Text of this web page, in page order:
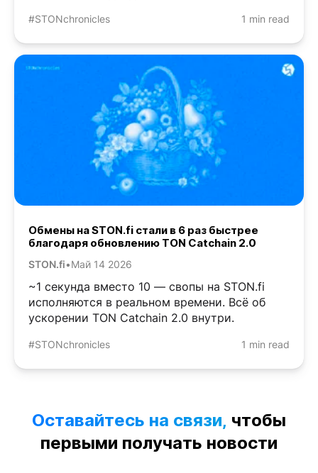
#STONchronicles 1 min read
Обмены на STON.fi стали в 6 раз быстрее
благодаря обновлению TON Catchain 2.0
STON.fi•Май 14 2026
~1 секунда вместо 10 — свопы на STON.fi
исполняются в реальном времени. Всё об
ускорении TON Catchain 2.0 внутри.
#STONchronicles 1 min read
Оставайтесь на связи, чтобы
первыми получать новости